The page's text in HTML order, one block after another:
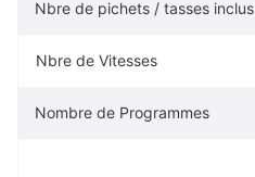
Nbre de pichets / tasses inclus
Nbre de Vitesses
Nombre de Programmes